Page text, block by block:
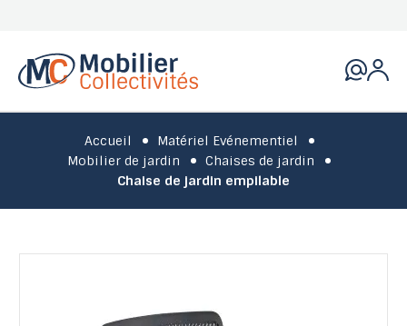
Accueil
Matériel Evénementiel
Mobilier de jardin
Chaises de jardin
Chaise de jardin empilable